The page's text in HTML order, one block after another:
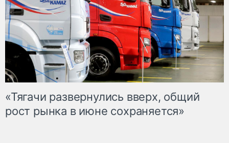
«Тягачи развернулись вверх, общий
рост рынка в июне сохраняется»